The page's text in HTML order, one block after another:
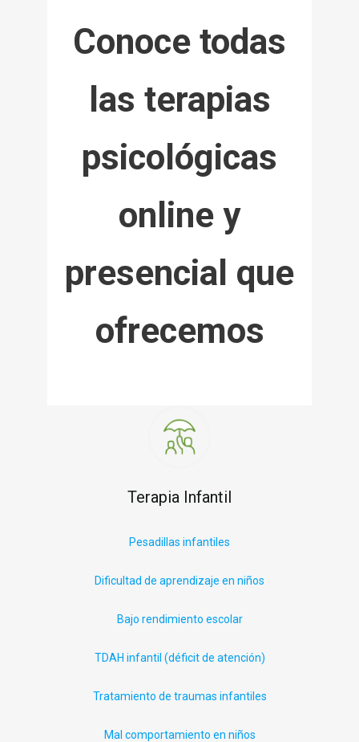
Conoce todas
las terapias
psicológicas
online y
presencial que
ofrecemos
Terapia Infantil
Pesadillas infantiles
Dificultad de aprendizaje en niños
Bajo rendimiento escolar
TDAH infantil (déficitde atención)
Tratamiento de traumas infantiles
Mal comportamiento en niños